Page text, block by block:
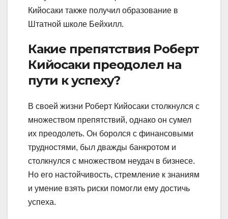
Кийосаки также получил образование в
Штатной школе Бейхилл.
Какие препятствия Роберт
Кийосаки преодолел на
пути к успеху?
В своей жизни Роберт Кийосаки столкнулся с
множеством препятствий, однако он сумел
их преодолеть. Он боролся с финансовыми
трудностями, был дважды банкротом и
столкнулся с множеством неудач в бизнесе.
Но его настойчивость, стремление к знаниям
и умение взять риски помогли ему достичь
успеха.